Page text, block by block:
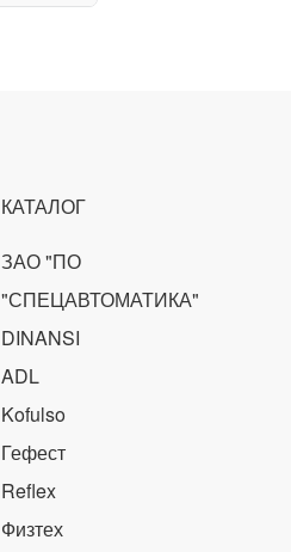
КАТАЛОГ
ЗАО "ПО
"СПЕЦАВТОМАТИКА"
DINANSI
ADL
Kofulso
Гефест
Reflex
Физтех